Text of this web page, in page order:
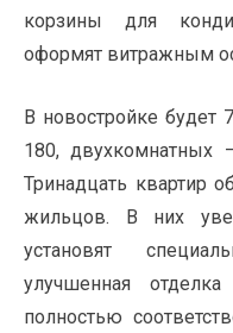
корзины для
оформят витражным
В новостройке будет
180, двухкомнатных
Тринадцать квартир
жильцов. В них
установят
улучшенная
полностью